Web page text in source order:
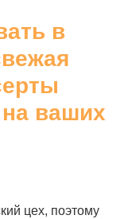
в
ваших
цех, поэтому